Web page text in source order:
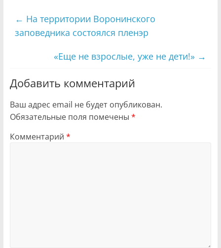
← На территории Воронинского
заповедника состоялся пленэр
«Еще не взрослые, уже не дети!» →
Добавить комментарий
Ваш адрес email не будет опубликован.
Обязательные поля помечены *
Комментарий *